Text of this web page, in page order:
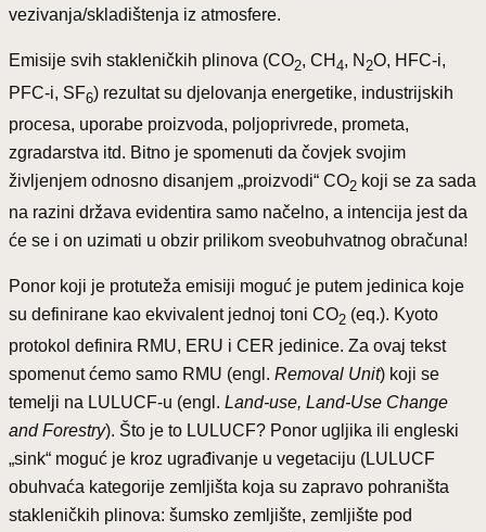
vezivanja/skladištenja iz atmosfere.
Emisije svih stakleničkih plinova (CO2, CH 4, N 2O, HFC-i,
PFC-i, SF6) rezultat su djelovanja energetike, industrijskih
procesa, uporabe proizvoda, poljoprivrede, prometa,
zgradarstva itd. Bitno je spomenuti da čovjek svojim
življenjem odnosno disanjem „proizvodi“ CO2 koji se za sada
na razini država evidentira samo načelno, a intencija jest da
će se i on uzimati u obzir prilikom sveobuhvatnog obračuna!
Ponor koji je protuteža emisiji moguć je putem jedinica koje
su definirane kao ekvivalent jednoj toni CO2 (eq.). Kyoto
protokol definira RMU, ERU i CER jedinice. Za ovaj tekst
spomenut ćemo samo RMU (engl. Removal Unit) koji se
temelji na LULUCF-u (engl. Land-use, Land-Use Change
and Forestry). Što je to LULUCF? Ponor ugljika ili engleski
„sink“ moguć je kroz ugrađivanje u vegetaciju (LULUCF
obuhvaća kategorije zemljišta koja su zapravo pohraništa
stakleničkih plinova: šumsko zemljište, zemljište pod